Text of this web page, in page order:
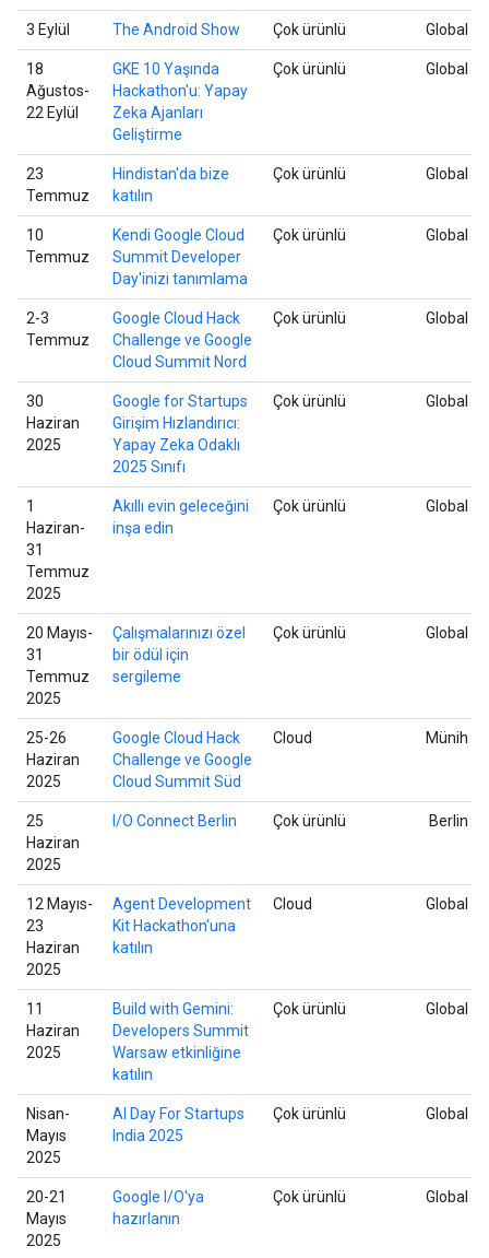
3 Eylül The Android Show Çok ürünlü Global
18
Ağustos-
22 Eylül
GKE 10 Yaşında
Hackathon'u: Yapay
Zeka Ajanları
Geliştirme
Çok ürünlü Global
23
Temmuz
Hindistan'da bize
katılın
Çok ürünlü Global
10
Temmuz
Kendi Google Cloud
Summit Developer
Day'inizi tanımlama
Çok ürünlü Global
2-3
Temmuz
Google Cloud Hack
Challenge ve Google
Cloud Summit Nord
Çok ürünlü Global
30
Haziran
2025
Google for Startups
Girişim Hızlandırıcı:
Yapay Zeka Odaklı
2025 Sınıfı
Çok ürünlü Global
1
Haziran-
31
Temmuz
2025
Akıllı evin geleceğini
inşa edin
Çok ürünlü Global
20 Mayıs-
31
Temmuz
2025
Çalışmalarınızı özel
bir ödül için
sergileme
Çok ürünlü Global
25-26
Haziran
2025
Google Cloud Hack
Challenge ve Google
Cloud Summit Süd
Cloud Münih
25
Haziran
2025
I/O Connect Berlin Çok ürünlü Berlin
12 Mayıs-
23
Haziran
2025
Agent Development
Kit Hackathon'una
katılın
Cloud Global
11
Haziran
2025
Build with Gemini:
Developers Summit
Warsaw etkinliğine
katılın
Çok ürünlü Global
Nisan-
Mayıs
2025
AI Day For Startups
India 2025
Çok ürünlü Global
20-21
Mayıs
2025
Google I/O'ya
hazırlanın
Çok ürünlü Global